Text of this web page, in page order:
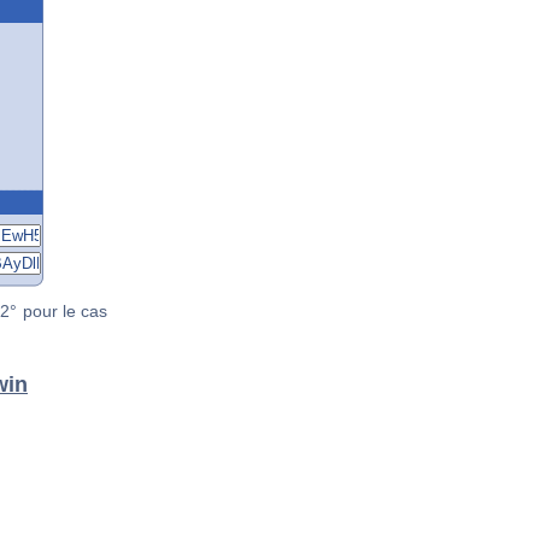
pour le cas